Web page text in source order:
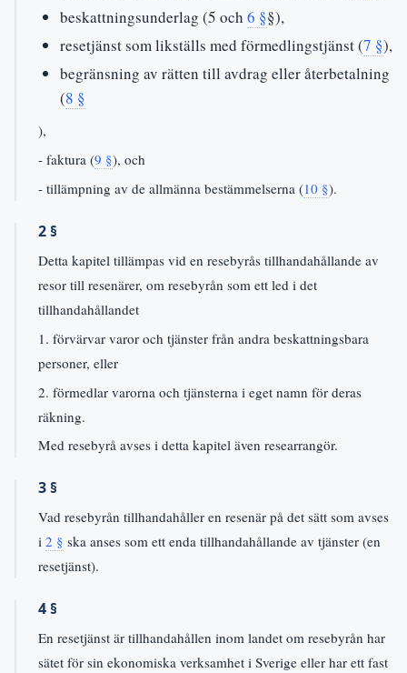
beskattningsunderlag (5 och 6 §§),
resetjänst som likställs med förmedlingstjänst (7 §),
begränsning av rätten till avdrag eller återbetalning
(8 §
),
- faktura (9 §), och
- tillämpning av de allmänna bestämmelserna (10 §).
2 §
Detta kapitel tillämpas vid en resebyrås tillhandahållande av
resor till resenärer, om resebyrån som ett led i det
tillhandahållandet
1. förvärvar varor och tjänster från andra beskattningsbara
personer, eller
2. förmedlar varorna och tjänsterna i eget namn för deras
räkning.
Med resebyrå avses i detta kapitel även researrangör.
3 §
Vad resebyrån tillhandahåller en resenär på det sätt som avses
i 2 § ska anses som ett enda tillhandahållande av tjänster (en
resetjänst).
4 §
En resetjänst är tillhandahållen inom landet om resebyrån har
sätet för sin ekonomiska verksamhet i Sverige eller har ett fast